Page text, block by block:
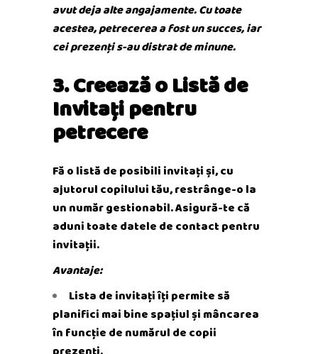
avut deja alte angajamente. Cu toate
acestea, petrecerea a fost un succes, iar
cei prezenți s-au distrat de minune.
3. Creează o Listă de
Invitați pentru
petrecere
Fă o listă de posibili invitați și, cu
ajutorul copilului tău, restrânge-o la
un număr gestionabil. Asigură-te că
aduni toate datele de contact pentru
invitații.
Avantaje:
Lista de invitați îți permite să
planifici mai bine spațiul și mâncarea
în funcție de numărul de copii